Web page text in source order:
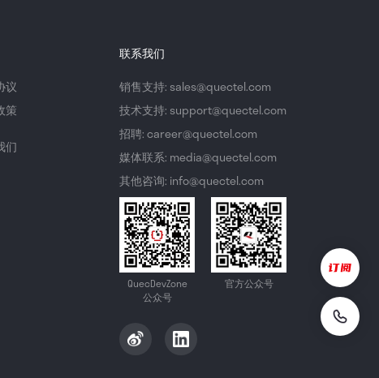
议
策
们
联系我们
销售支持: sales@quectel.com
技术支持: support@quectel.com
招聘: career@quectel.com
媒体联系: media@quectel.com
其他咨询: info@quectel.com
QuecDevZone
公众号
官方公众号